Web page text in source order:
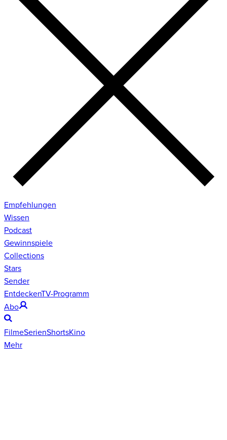
Empfehlungen
Wissen
Podcast
Gewinnspiele
Collections
Stars
Sender
EntdeckenTV-Programm
Abo
FilmeSerienShortsKino
Mehr